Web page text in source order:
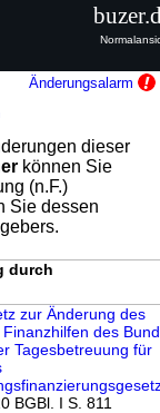
Änderungsalarm
dieser
können Sie
(n.F.)
Sie dessen
durch
zur Änderung des
des
Tagesbetreuung für
BGBl. I S. 811